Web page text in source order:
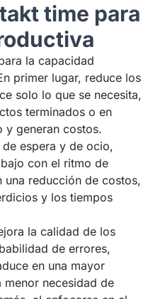
time para
la capacidad
primer lugar, reduce los
solo lo que se necesita,
terminados o en
y generan costos.
espera y de ocio,
con el ritmo de
una reducción de costos,
y los tiempos
la calidad de los
de errores,
en una mayor
necesidad de